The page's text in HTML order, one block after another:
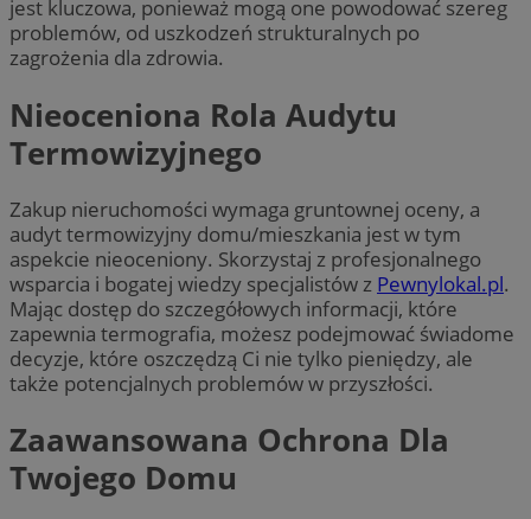
jest kluczowa, ponieważ mogą one powodować szereg
problemów, od uszkodzeń strukturalnych po
zagrożenia dla zdrowia.
Nieoceniona Rola Audytu
Termowizyjnego
Zakup nieruchomości wymaga gruntownej oceny, a
audyt termowizyjny domu/mieszkania jest w tym
aspekcie nieoceniony. Skorzystaj z profesjonalnego
wsparcia i bogatej wiedzy specjalistów z Pewnylokal.pl.
Mając dostęp do szczegółowych informacji, które
zapewnia termografia, możesz podejmować świadome
decyzje, które oszczędzą Ci nie tylko pieniędzy, ale
także potencjalnych problemów w przyszłości.
Zaawansowana Ochrona Dla
Twojego Domu